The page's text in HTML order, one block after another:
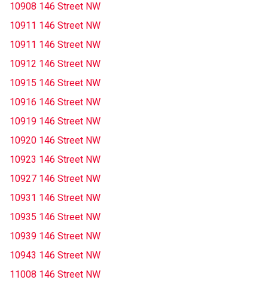
10908 146 Street NW
10911 146 Street NW
10911 146 Street NW
10912 146 Street NW
10915 146 Street NW
10916 146 Street NW
10919 146 Street NW
10920 146 Street NW
10923 146 Street NW
10927 146 Street NW
10931 146 Street NW
10935 146 Street NW
10939 146 Street NW
10943 146 Street NW
11008 146 Street NW